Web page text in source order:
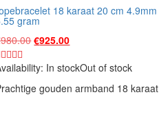
18 karaat 20 cm 4.9mm
gram
980.00Original
was:
€925.00Current
is:
In stockOut of stock
gouden armband 18 karaat